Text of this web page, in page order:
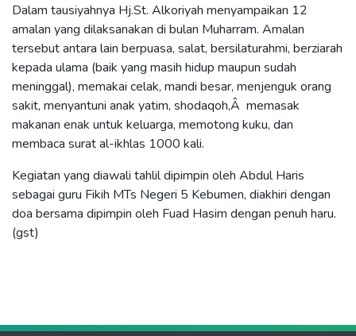
Dalam tausiyahnya Hj.St. Alkoriyah menyampaikan 12
amalan yang dilaksanakan di bulan Muharram. Amalan
tersebut antara lain berpuasa, salat, bersilaturahmi, berziarah
kepada ulama (baik yang masih hidup maupun sudah
meninggal), memakai celak, mandi besar, menjenguk orang
sakit, menyantuni anak yatim, shodaqoh,Â memasak
makanan enak untuk keluarga, memotong kuku, dan
membaca surat al-ikhlas 1000 kali.
Kegiatan yang diawali tahlil dipimpin oleh Abdul Haris
sebagai guru Fikih MTs Negeri 5 Kebumen, diakhiri dengan
doa bersama dipimpin oleh Fuad Hasim dengan penuh haru.
(gst)